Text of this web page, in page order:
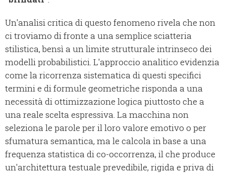
Un'analisi critica di questo fenomeno rivela che non
ci troviamo di fronte a una semplice sciatteria
stilistica, bensì a un limite strutturale intrinseco dei
modelli probabilistici. L'approccio analitico evidenzia
come la ricorrenza sistematica di questi specifici
termini e di formule geometriche risponda a una
necessità di ottimizzazione logica piuttosto che a
una reale scelta espressiva. La macchina non
seleziona le parole per il loro valore emotivo o per
sfumatura semantica, ma le calcola in base a una
frequenza statistica di co-occorrenza, il che produce
un'architettura testuale prevedibile, rigida e priva di